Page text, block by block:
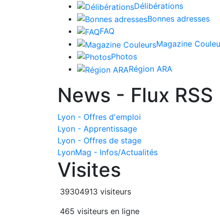
Délibérations
Bonnes adresses
FAQ
Magazine
Photos
Région ARA
News - Flux RSS
Lyon - Offres d'emploi
Lyon - Apprentissage
Lyon - Offres de stage
LyonMag - Infos/Actualités
Visites
39304913 visiteurs
465 visiteurs en ligne